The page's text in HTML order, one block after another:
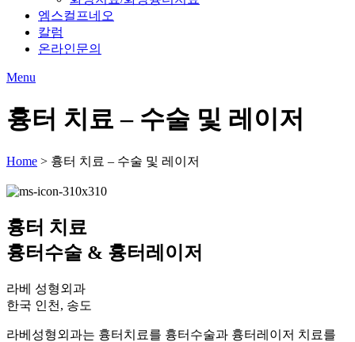
엠스컬프네오
칼럼
온라인문의
Menu
흉터 치료 – 수술 및 레이저
Home > 흉터 치료 – 수술 및 레이저
흉터 치료
흉터수술 & 흉터레이저
라베 성형외과
한국 인천, 송도
라베성형외과는 흉터치료를 흉터수술과 흉터레이저 치료를